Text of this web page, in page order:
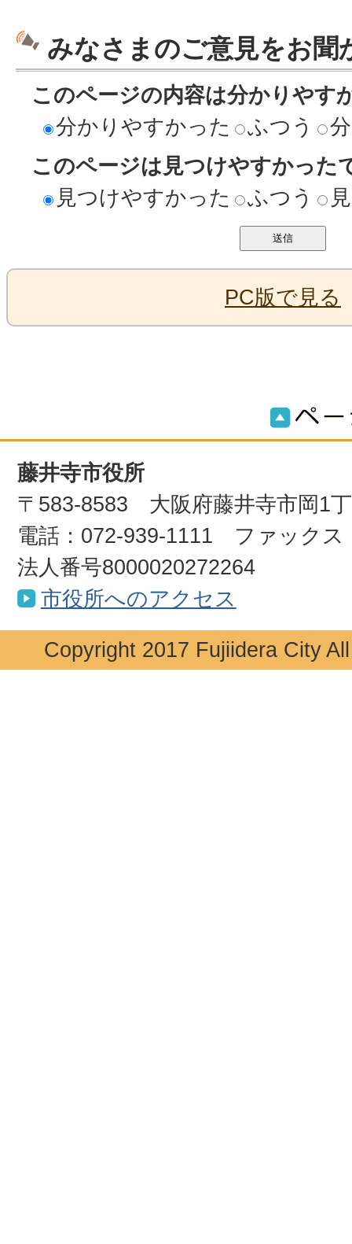
みなさまのご意見をお聞
このページの内容は分かりやす
分かりやすかった
ふつう
このページは見つけやすかった
見つけやすかった
ふつう
PC版で見る
藤井寺市役所
〒583-8583 大阪府藤井寺市岡1
電話：072-939-1111 ファックス
法人番号8000020272264
市役所へのアクセス
Copyright 2017 Fujiidera City